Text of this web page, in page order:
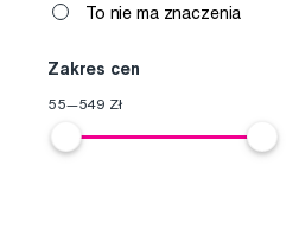
To nie ma znaczenia
Zakres cen
55—549 Zł